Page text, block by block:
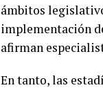
ámbitos
implementación
afirman
En tanto, las